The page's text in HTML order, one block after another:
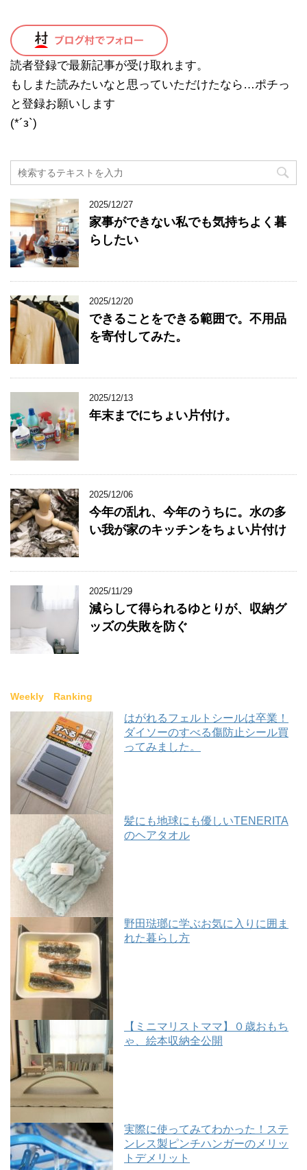
読者登録で最新記事が受け取れます。
もしまた読みたいなと思っていただけたなら…ポチっ
と登録お願いします
(*´з`)
2025/12/27
家事ができない私でも気持ちよく暮
らしたい
2025/12/20
できることをできる範囲で。不用品
を寄付してみた。
2025/12/13
年末までにちょい片付け。
2025/12/06
今年の乱れ、今年のうちに。水の多
い我が家のキッチンをちょい片付け
2025/11/29
減らして得られるゆとりが、収納グ
ッズの失敗を防ぐ
Weekly Ranking
はがれるフェルトシールは卒業！
ダイソーのすべる傷防止シール買
ってみました。
髪にも地球にも優しいTENERITA
のヘアタオル
野田琺瑯に学ぶお気に入りに囲ま
れた暮らし方
【ミニマリストママ】０歳おもち
ゃ、絵本収納全公開
実際に使ってみてわかった！ステ
ンレス製ピンチハンガーのメリッ
トデメリット